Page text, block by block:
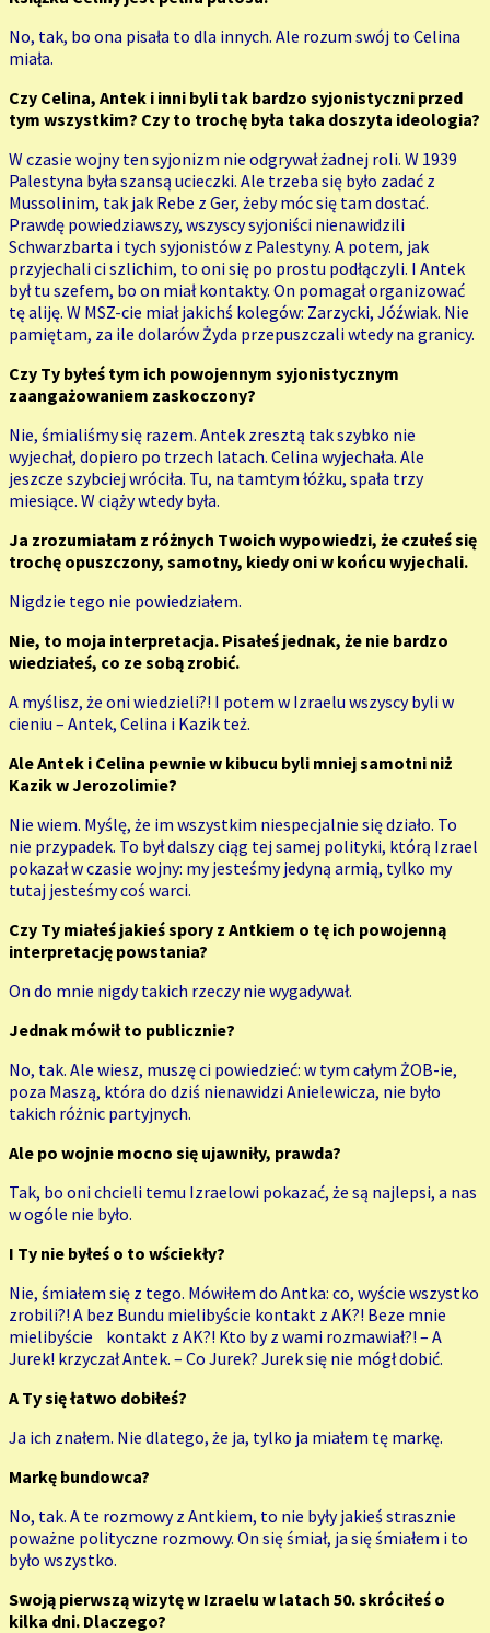
No, tak, bo ona pisała to dla innych. Ale rozum swój to Celina
miała.
Czy Celina, Antek i inni byli tak bardzo syjonistyczni przed
tym wszystkim? Czy to trochę była taka doszyta ideologia?
W czasie wojny ten syjonizm nie odgrywał żadnej roli. W 1939
Palestyna była szansą ucieczki. Ale trzeba się było zadać z
Mussolinim, tak jak Rebe z Ger, żeby móc się tam dostać.
Prawdę powiedziawszy, wszyscy syjoniści nienawidzili
Schwarzbarta i tych syjonistów z Palestyny. A potem, jak
przyjechali ci szlichim, to oni się po prostu podłączyli. I Antek
był tu szefem, bo on miał kontakty. On pomagał organizować
tę aliję. W MSZ-cie miał jakichś kolegów: Zarzycki, Jóźwiak. Nie
pamiętam, za ile dolarów Żyda przepuszczali wtedy na granicy.
Czy Ty byłeś tym ich powojennym syjonistycznym
zaangażowaniem zaskoczony?
Nie, śmialiśmy się razem. Antek zresztą tak szybko nie
wyjechał, dopiero po trzech latach. Celina wyjechała. Ale
jeszcze szybciej wróciła. Tu, na tamtym łóżku, spała trzy
miesiące. W ciąży wtedy była.
Ja zrozumiałam z różnych Twoich wypowiedzi, że czułeś się
trochę opuszczony, samotny, kiedy oni w końcu wyjechali.
Nigdzie tego nie powiedziałem.
Nie, to moja interpretacja. Pisałeś jednak, że nie bardzo
wiedziałeś, co ze sobą zrobić.
A myślisz, że oni wiedzieli?! I potem w Izraelu wszyscy byli w
cieniu – Antek, Celina i Kazik też.
Ale Antek i Celina pewnie w kibucu byli mniej samotni niż
Kazik w Jerozolimie?
Nie wiem. Myślę, że im wszystkim niespecjalnie się działo. To
nie przypadek. To był dalszy ciąg tej samej polityki, którą Izrael
pokazał w czasie wojny: my jesteśmy jedyną armią, tylko my
tutaj jesteśmy coś warci.
Czy Ty miałeś jakieś spory z Antkiem o tę ich powojenną
interpretację powstania?
On do mnie nigdy takich rzeczy nie wygadywał.
Jednak mówił to publicznie?
No, tak. Ale wiesz, muszę ci powiedzieć: w tym całym ŻOB-ie,
poza Maszą, która do dziś nienawidzi Anielewicza, nie było
takich różnic partyjnych.
Ale po wojnie mocno się ujawniły, prawda?
Tak, bo oni chcieli temu Izraelowi pokazać, że są najlepsi, a nas
w ogóle nie było.
I Ty nie byłeś o to wściekły?
Nie, śmiałem się z tego. Mówiłem do Antka: co, wyście wszystko
zrobili?! A bez Bundu mielibyście kontakt z AK?! Beze mnie
mielibyście kontakt z AK?! Kto by z wami rozmawiał?! – A
Jurek! krzyczał Antek. – Co Jurek? Jurek się nie mógłdobić.
A Ty się łatwo dobiłeś?
Ja ich znałem. Nie dlatego, że ja, tylko ja miałem tę markę.
Markę bundowca?
No, tak. A te rozmowy z Antkiem, to nie były jakieś strasznie
poważne polityczne rozmowy. On się śmiał, ja się śmiałem i to
było wszystko.
Swoją pierwszą wizytę w Izraelu w latach 50. skróciłeś o
kilka dni. Dlaczego?